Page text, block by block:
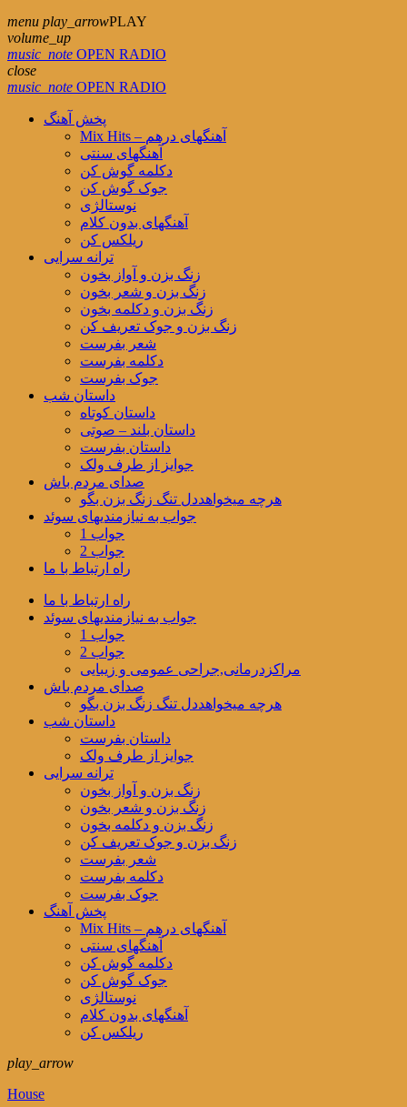
menu play_arrowPLAY
volume_up
music_note OPEN RADIO
close
music_note OPEN RADIO
پخش آهنگ
Mix Hits – آهنگهای درهم
آهنگهای سنتی
دکلمه گوش کن
جوک گوش کن
نوستالژی
آهنگهای بدون کلام
ریلکس کن
ترانه سرایی
زنگ بزن و آواز بخون
زنگ بزن و شعر بخون
زنگ بزن و دکلمه بخون
زنگ بزن و جوک تعریف کن
شعر بفرست
دکلمه بفرست
جوک بفرست
داستان شب
داستان کوتاه
داستان بلند – صوتی
داستان بفرست
جوایز از طرف ولک
صدای مردم باش
هرچه میخواهددل تنگ زنگ بزن بگو
جواب به نیازمندیهای سوئد
جواب 1
جواب 2
راه ارتباط با ما
راه ارتباط با ما
جواب به نیازمندیهای سوئد
جواب 1
جواب 2
مراکزدرمانی,جراحی عمومی و زیبایی
صدای مردم باش
هرچه میخواهددل تنگ زنگ بزن بگو
داستان شب
داستان بفرست
جوایز از طرف ولک
ترانه سرایی
زنگ بزن و آواز بخون
زنگ بزن و شعر بخون
زنگ بزن و دکلمه بخون
زنگ بزن و جوک تعریف کن
شعر بفرست
دکلمه بفرست
جوک بفرست
پخش آهنگ
Mix Hits – آهنگهای درهم
آهنگهای سنتی
دکلمه گوش کن
جوک گوش کن
نوستالژی
آهنگهای بدون کلام
ریلکس کن
play_arrow
House